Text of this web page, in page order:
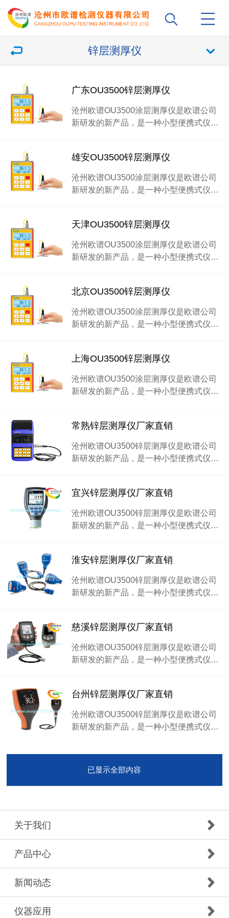
锌层测厚仪
广东OU3500锌层测厚仪
沧州欧谱OU3500涂层测厚仪是欧谱公司
新研发的新产品，是一种小型便携式仪…
雄安OU3500锌层测厚仪
沧州欧谱OU3500涂层测厚仪是欧谱公司
新研发的新产品，是一种小型便携式仪…
天津OU3500锌层测厚仪
沧州欧谱OU3500涂层测厚仪是欧谱公司
新研发的新产品，是一种小型便携式仪…
北京OU3500锌层测厚仪
沧州欧谱OU3500涂层测厚仪是欧谱公司
新研发的新产品，是一种小型便携式仪…
上海OU3500锌层测厚仪
沧州欧谱OU3500涂层测厚仪是欧谱公司
新研发的新产品，是一种小型便携式仪…
常熟锌层测厚仪厂家直销
沧州欧谱OU3500锌层测厚仪是欧谱公司
新研发的新产品，是一种小型便携式仪…
宜兴锌层测厚仪厂家直销
沧州欧谱OU3500锌层测厚仪是欧谱公司
新研发的新产品，是一种小型便携式仪…
淮安锌层测厚仪厂家直销
沧州欧谱OU3500锌层测厚仪是欧谱公司
新研发的新产品，是一种小型便携式仪…
慈溪锌层测厚仪厂家直销
沧州欧谱OU3500锌层测厚仪是欧谱公司
新研发的新产品，是一种小型便携式仪…
台州锌层测厚仪厂家直销
沧州欧谱OU3500锌层测厚仪是欧谱公司
新研发的新产品，是一种小型便携式仪…
已显示全部内容
关于我们
产品中心
新闻动态
仪器应用